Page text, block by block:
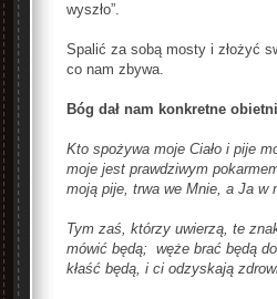
wyszło”.
Spalić za sobą mosty i złożyć
co nam zbywa.
Bóg dał nam konkretne
Kto spożywa moje Ciało i pije
moje jest prawdziwym
moją pije, trwa we Mnie, a Ja w
Tym zaś, którzy uwierzą, te
mówić będą; węże brać będą
kłaść będą, i ci odzyskają